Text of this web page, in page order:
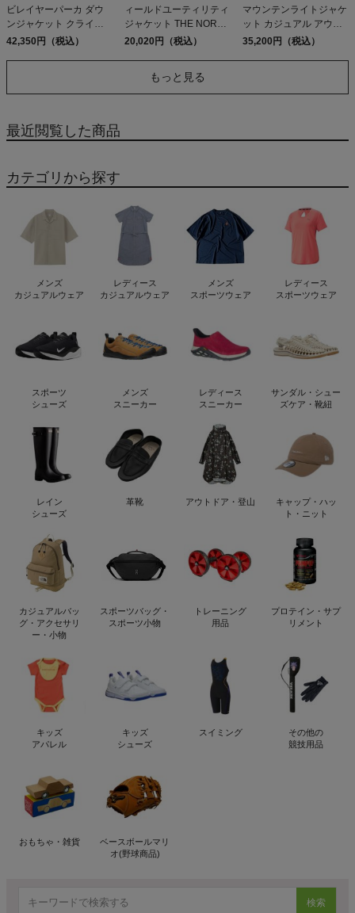
ビレイヤーパーカ ダウ
ンジャケット クライミ
ング 登山 中綿 カジュア
GORE-TEX アウトレッ
42,350円（税込）
ィールドユーティリティ
ジャケット THE NORTH
FACE FIELD UTILITY
20,020円（税込）
マウンテンライトジャケ
ット カジュアル アウト
ドア ウェア アウター 防
Mountain Light Jacket K
35,200円（税込）
もっと見る
最近閲覧した商品
カテゴリから探す
メンズ
カジュアルウェア
レディース
カジュアルウェア
メンズ
スポーツウェア
レディース
スポーツウェア
スポーツ
シューズ
メンズ
スニーカー
レディース
スニーカー
サンダル・シュー
ズケア・靴紐
レイン
シューズ
革靴 アウトドア・登山
キャップ・ハッ
ト・ニット
カジュアルバッ
グ・アクセサリ
ー・小物
スポーツバッグ・
スポーツ小物
トレーニング
用品
プロテイン・サプ
リメント
キッズ
アパレル
キッズ
シューズ
スイミング
その他の
競技用品
おもちゃ・雑貨
ベースボールマリ
オ(野球商品)
検索